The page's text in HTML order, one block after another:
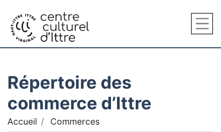
Répertoire des
commerce d’Ittre
Accueil Commerces